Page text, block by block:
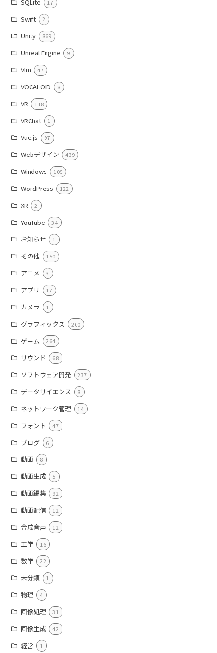
SQLite 17
Swift 2
Unity 869
Unreal Engine 9
Vim 47
VOCALOID 8
VR 118
VRChat 1
Vue.js 97
Webデザイン 439
Windows 105
WordPress 122
XR 2
YouTube 34
お知らせ 1
その他 150
アニメ 3
アプリ 17
カメラ 1
グラフィックス 200
ゲーム 264
サウンド 68
ソフトウェア開発 237
データサイエンス 8
ネットワーク管理 14
フォント 47
ブログ 6
動画 8
動画生成 5
動画編集 92
動画配信 12
合成音声 12
工学 16
数学 22
未分類 1
物理 4
画像処理 31
画像生成 42
経営 1